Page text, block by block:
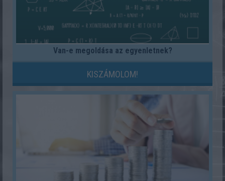
Van-e megoldása az egyenletnek?
KISZÁMOLOM!